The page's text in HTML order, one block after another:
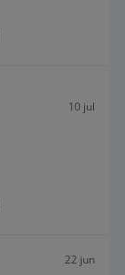
10 jul
22 jun